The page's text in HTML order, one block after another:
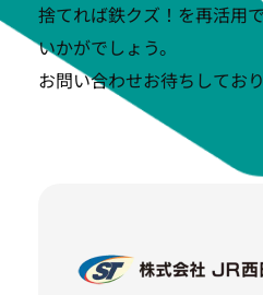
捨てれば鉄クズ！を再活用
いかがでしょう。
お問い合わせお待ちしており